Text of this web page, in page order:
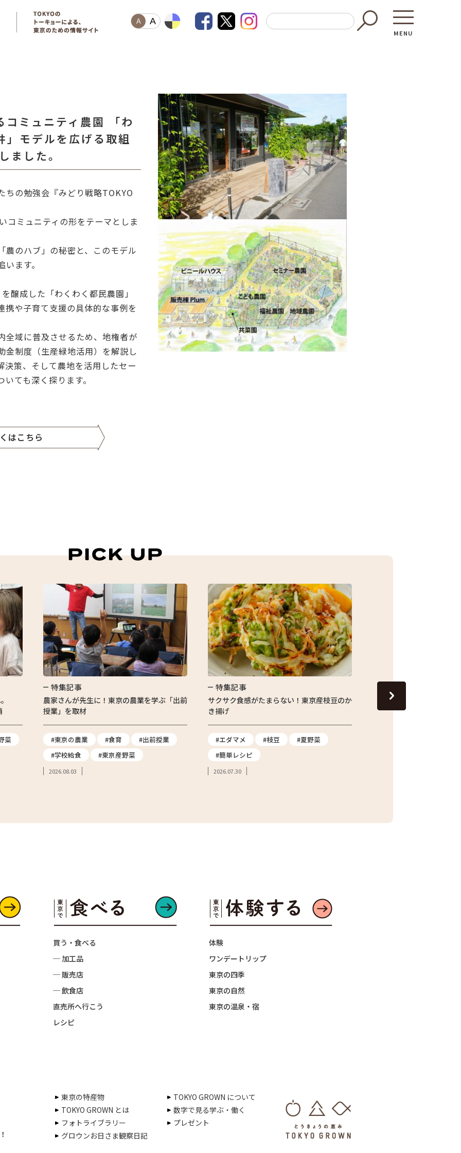
A A
MENU
東京都GAP
─ 東京都GAP認証者一覧
東京都の食材を使った料理教室
働く・学ぶ
─ 農業
─ 森林・林業
─ 水産業
─ ライブラリー
子供向け学習コンテンツ
─ MOGUHAPI モグハピ！
─ 緒方湊の「食育クイズ」
─ 「畜産クイズ」
─ 農林水産業をみんなで学ぼう！
コミュニティ農園 「わ
」モデルを広げる取組
ました。
ちの勉強会『みどり戦略TOKYO
コミュニティの形をテーマとしま
農のハブ」の秘密と、このモデル
ます。
醸成した「わくわく都民農園」
携や子育て支援の具体的な事例を
全域に普及させるため、地権者が
金制度（生産緑地活用）を解説し
決策、そして農地を活用したセー
ても深く探ります。
はこちら
菜
特集記事
農家さんが先生に！東京の農業を学ぶ「出前
授業」を取材
#東京の農業 #食育
#出前授業
#学校給食
#東京産野菜
2026.08.03
特集記事
サクサク食感がたまらない！東京産枝豆のか
き揚げ
#エダマメ #枝豆
#夏野菜
#簡単レシピ
2026.07.30
じゅわっと旬の味わい！
ナスの焼きびたし
買う・食べる
─ 加工品
─ 販売店
─ 飲食店
直売所へ行こう
レシピ
体験
ワンデートリップ
東京の四季
東京の自然
東京の温泉・宿
東京の特産物
TOKYO GROWN について
TOKYO GROWN とは
数字で見る学ぶ・働く
フォトライブラリー
プレゼント
グロウンお日さま観察日記